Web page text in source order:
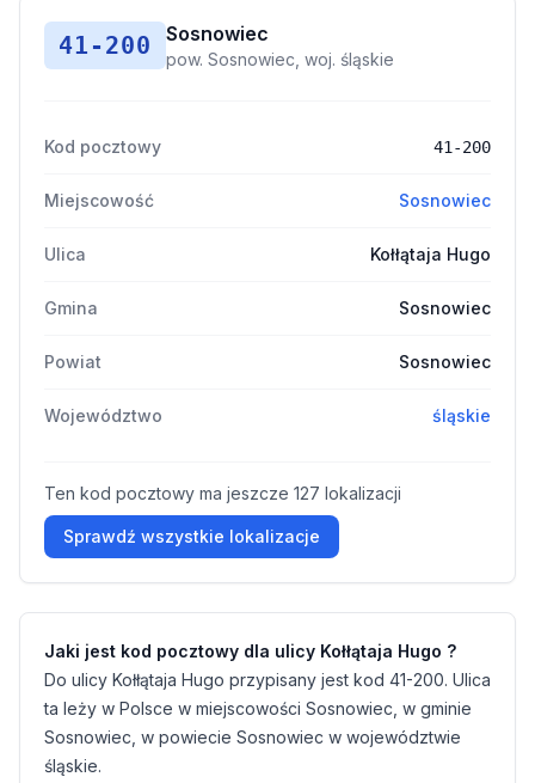
41-200 Sosnowiec
pow. Sosnowiec, woj. śląskie
Kod pocztowy 41-200
Miejscowość Sosnowiec
Ulica Kołłątaja Hugo
Gmina Sosnowiec
Powiat Sosnowiec
Województwo śląskie
Ten kod pocztowy ma jeszcze 127 lokalizacji
Sprawdź wszystkie lokalizacje
Jaki jest kod pocztowy dla ulicy Kołłątaja Hugo ?
Do ulicy Kołłątaja Hugo przypisany jest kod 41-200. Ulica
ta leży w Polsce w miejscowości Sosnowiec, w gminie
Sosnowiec, w powiecie Sosnowiec w województwie
śląskie.